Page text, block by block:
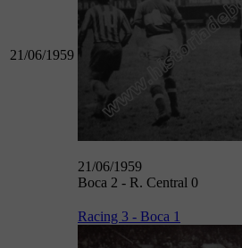
21/06/1959
21/06/1959
Boca 2 - R. Central 0
Racing 3 - Boca 1